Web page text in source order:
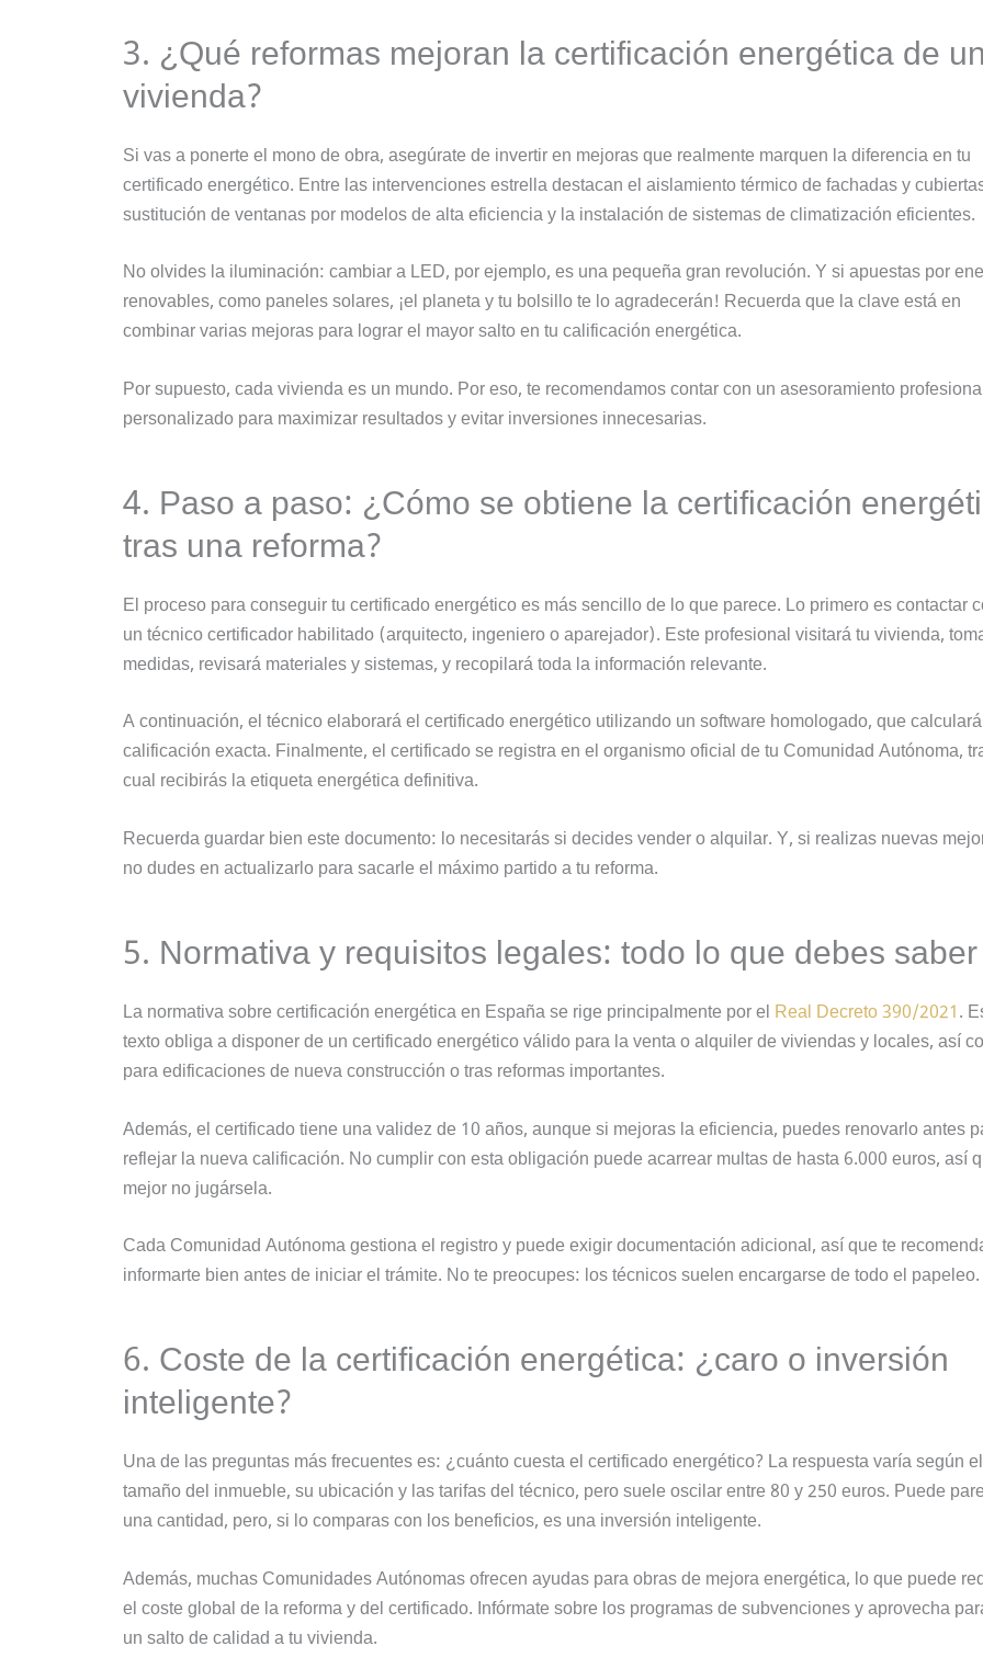
3. ¿Qué reformas mejoran la certificación energética de
vivienda?
Si vas a ponerte el mono de obra, asegúrate de invertir en mejoras que realmente marquen la diferencia en tu
certificado energético. Entre las intervenciones estrella destacan el aislamiento térmico de fachadas y
sustitución de ventanas por modelos de alta eficiencia y la instalación de sistemas de climatización eficientes.
No olvides la iluminación: cambiar a LED, por ejemplo, es una pequeña gran revolución. Y si apuestas por
renovables, como paneles solares, ¡el planeta y tu bolsillo te lo agradecerán! Recuerda que la clave está en
combinar varias mejoras para lograr el mayor salto en tu calificación energética.
Por supuesto, cada vivienda es un mundo. Por eso, te recomendamos contar con un asesoramiento
personalizado para maximizar resultados y evitar inversiones innecesarias.
4. Paso a paso: ¿Cómo se obtiene la certificación
tras una reforma?
El proceso para conseguir tu certificado energético es más sencillo de lo que parece. Lo primero es contactar
un técnico certificador habilitado (arquitecto, ingeniero o aparejador). Este profesional visitará tu vivienda,
medidas, revisará materiales y sistemas, y recopilará toda la información relevante.
A continuación, el técnico elaborará el certificado energético utilizando un software homologado, que
calificación exacta. Finalmente, el certificado se registra en el organismo oficial de tu Comunidad Autónoma,
cual recibirás la etiqueta energética definitiva.
Recuerda guardar bien este documento: lo necesitarás si decides vender o alquilar. Y, si realizas nuevas
no dudes en actualizarlo para sacarle el máximo partido a tu reforma.
5. Normativa y requisitos legales: todo lo que debes saber
La normativa sobre certificación energética en España se rige principalmente por el Real Decreto 390/2021.
texto obliga a disponer de un certificado energético válido para la venta o alquiler de viviendas y locales, así
para edificaciones de nueva construcción o tras reformas importantes.
Además, el certificado tiene una validez de 10 años, aunque si mejoras la eficiencia, puedes renovarlo antes
reflejar la nueva calificación. No cumplir con esta obligación puede acarrear multas de hasta 6.000 euros, así
mejor no jugársela.
Cada Comunidad Autónoma gestiona el registro y puede exigir documentación adicional, así que te
informarte bien antes de iniciar el trámite. No te preocupes: los técnicos suelen encargarse de todo el papeleo.
6. Coste de la certificación energética: ¿caro o inversión
inteligente?
Una de las preguntas más frecuentes es: ¿cuánto cuesta el certificado energético? La respuesta varía según el
tamaño del inmueble, su ubicación y las tarifas del técnico, pero suele oscilar entre 80 y 250 euros. Puede
una cantidad, pero, si lo comparas con los beneficios, es una inversión inteligente.
Además, muchas Comunidades Autónomas ofrecen ayudas para obras de mejora energética, lo que puede
el coste global de la reforma y del certificado. Infórmate sobre los programas de subvenciones y aprovecha
un salto de calidad a tu vivienda.